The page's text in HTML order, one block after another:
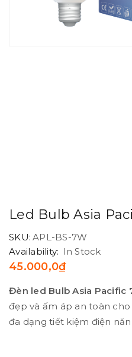
Led Bulb Asia
SKU: APL-BS-7W
Availability: In Stock
45.000,0₫
Đèn led Bulb Asia Pacific
đẹp và ấm áp an toàn
đa dạng tiết kiệm điện